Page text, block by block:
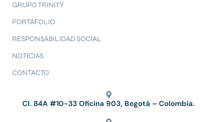
GRUPO TRINITY
PORTAFOLIO
RESPONSABILIDAD SOCIAL
NOTICIAS
CONTACTO
Cl. 84A #10-33 Oficina 903, Bogotá – Colombia.